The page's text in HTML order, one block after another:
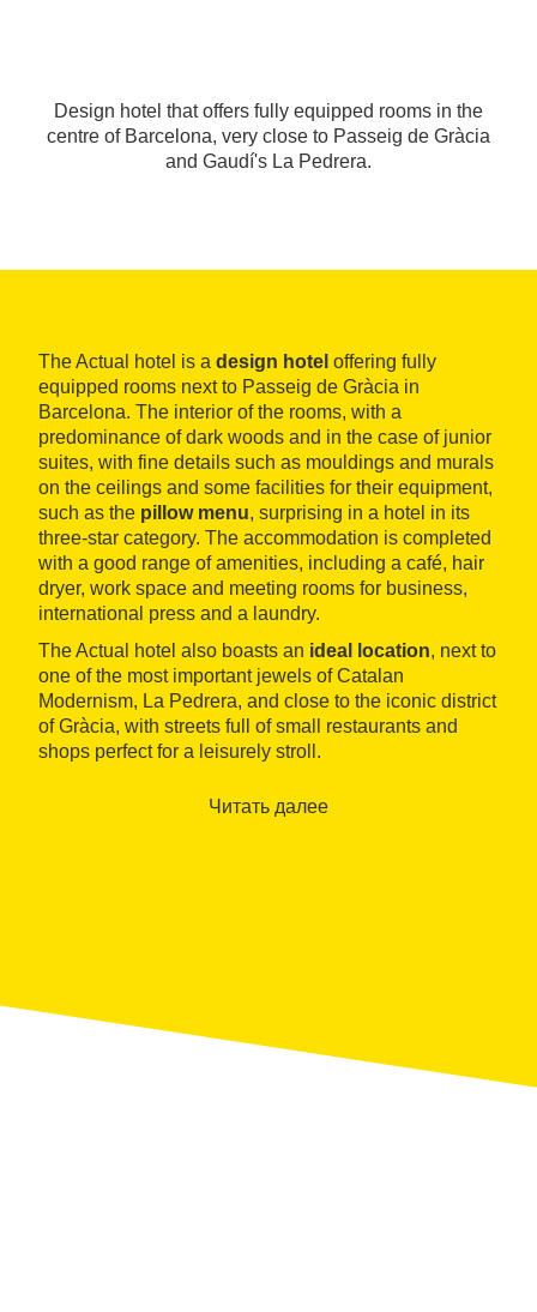
Design hotel that offers fully equipped rooms in the
centre of Barcelona, very close to Passeig de Gràcia
and Gaudí's La Pedrera.
The Actual hotel is a design hotel offering fully
equipped rooms next to Passeig de Gràcia in
Barcelona. The interior of the rooms, with a
predominance of dark woods and in the case of junior
suites, with fine details such as mouldings and murals
on the ceilings and some facilities for their equipment,
such as the pillow menu, surprising in a hotel in its
three-star category. The accommodation is completed
with a good range of amenities, including a café, hair
dryer, work space and meeting rooms for business,
international press and a laundry.
The Actual hotel also boasts an ideal location, next to
one of the most important jewels of Catalan
Modernism, La Pedrera, and close to the iconic district
of Gràcia, with streets full of small restaurants and
shops perfect for a leisurely stroll.
Читать далее